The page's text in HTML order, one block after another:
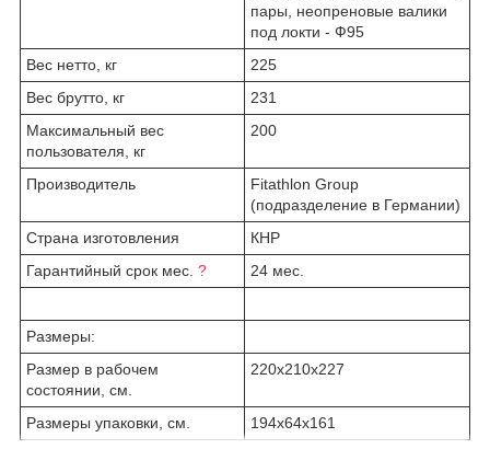
пары, неопреновые валики
под локти - Ф95
Вес нетто, кг
225
Вес брутто, кг
231
Максимальный вес
пользователя, кг
200
Производитель
Fitathlon Group
(подразделение в Германии)
Страна изготовления
КНР
Гарантийный срок мес. ? 24 мес.
Размеры:
Размер в рабочем
состоянии, см.
220х210x227
Размеры упаковки, см. 194х64x161